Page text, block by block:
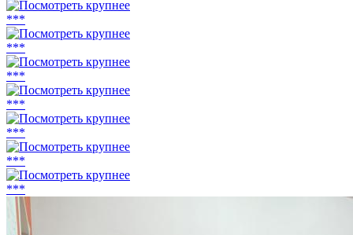
***
***
***
***
***
***
***